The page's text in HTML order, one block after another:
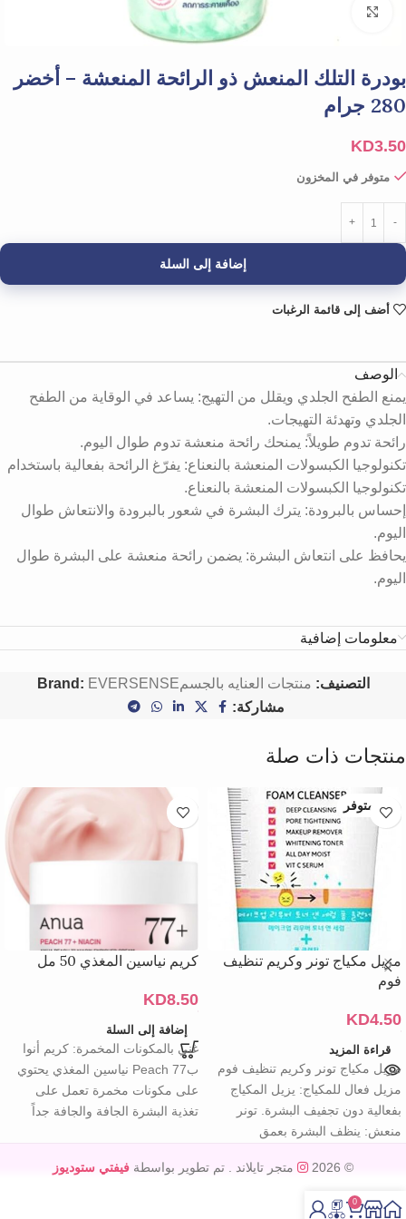
Click to enlarge
بودرة التلك المنعش ذو الرائحة المنعشة – أخضر
280 جرام
KD3.50
متوفر في المخزون
إضافة إلى السلة
أضف إلى قائمة الرغبات
الوصف
يمنع الطفح الجلدي ويقلل من التهيج: يساعد في الوقاية من الطفح
الجلدي وتهدئة التهيجات.
رائحة تدوم طويلاً: يمنحك رائحة منعشة تدوم طوال اليوم.
تكنولوجيا الكبسولات المنعشة بالنعناع: يفرّغ الرائحة بفعالية باستخدام
تكنولوجيا الكبسولات المنعشة بالنعناع.
إحساس بالبرودة: يترك البشرة في شعور بالبرودة والانتعاش طوال
اليوم.
يحافظ على انتعاش البشرة: يضمن رائحة منعشة على البشرة طوال
اليوم.
معلومات إضافية
التصنيف: منتجات العنايه بالجسم Brand: EVERSENSE
مشاركة:
منتجات ذات صلة
غير متوفر
مزيل مكياج تونر وكريم تنظيف
فوم
KD4.50
قراءة المزيد
مزيل مكياج تونر وكريم تنظيف فوم
مزيل فعال للمكياج: يزيل المكياج
بفعالية دون تجفيف البشرة. تونر
منعش: ينظف البشرة بعمق
كريم نياسين المغذي 50 مل
KD8.50
إضافة إلى السلة
غني بالمكونات المخمرة: كريم أنوا
بPeach 77 نياسين المغذي يحتوي
على مكونات مخمرة تعمل على
تغذية البشرة الجافة والجافة جداً
© 2026 متجر تايلاند . تم تطوير بواسطة فيفتي ستوديوز
0